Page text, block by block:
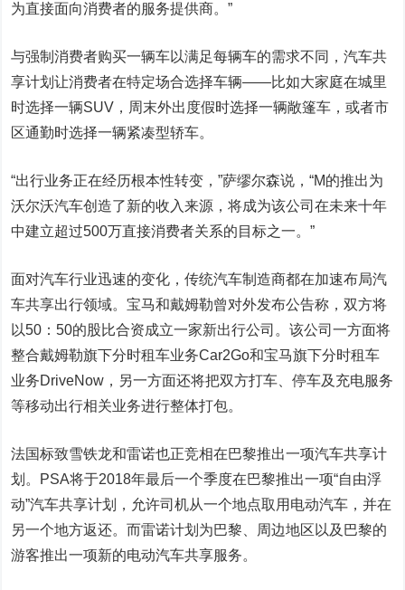
为直接面向消费者的服务提供商。”
与强制消费者购买一辆车以满足每辆车的需求不同，汽车共
享计划让消费者在特定场合选择车辆——比如大家庭在城里
时选择一辆SUV，周末外出度假时选择一辆敞篷车，或者市
区通勤时选择一辆紧凑型轿车。
“出行业务正在经历根本性转变，”萨缪尔森说，“M的推出为
沃尔沃汽车创造了新的收入来源，将成为该公司在未来十年
中建立超过500万直接消费者关系的目标之一。”
面对汽车行业迅速的变化，传统汽车制造商都在加速布局汽
车共享出行领域。宝马和戴姆勒曾对外发布公告称，双方将
以50：50的股比合资成立一家新出行公司。该公司一方面将
整合戴姆勒旗下分时租车业务Car2Go和宝马旗下分时租车
业务DriveNow，另一方面还将把双方打车、停车及充电服务
等移动出行相关业务进行整体打包。
法国标致雪铁龙和雷诺也正竞相在巴黎推出一项汽车共享计
划。PSA将于2018年最后一个季度在巴黎推出一项“自由浮
动”汽车共享计划，允许司机从一个地点取用电动汽车，并在
另一个地方返还。而雷诺计划为巴黎、周边地区以及巴黎的
游客推出一项新的电动汽车共享服务。